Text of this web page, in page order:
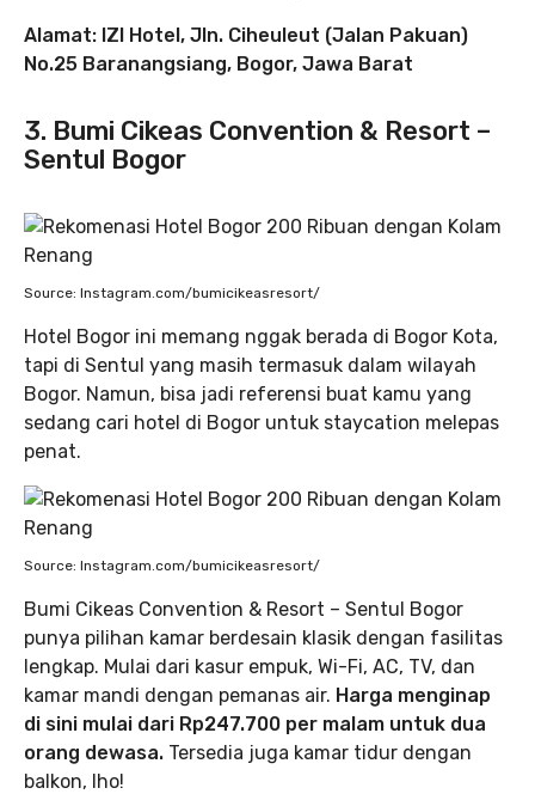
Alamat: IZI Hotel, Jln. Ciheuleut (Jalan Pakuan)
No.25 Baranangsiang, Bogor, Jawa Barat
3. Bumi Cikeas Convention & Resort –
Sentul Bogor
Source: Instagram.com/bumicikeasresort/
Hotel Bogor ini memang nggak berada di Bogor Kota,
tapi di Sentul yang masih termasuk dalam wilayah
Bogor. Namun, bisa jadi referensi buat kamu yang
sedang cari hotel di Bogor untuk staycation melepas
penat.
Source: Instagram.com/bumicikeasresort/
Bumi Cikeas Convention & Resort – Sentul Bogor
punya pilihan kamar berdesain klasik dengan fasilitas
lengkap. Mulai dari kasur empuk, Wi-Fi, AC, TV, dan
kamar mandi dengan pemanas air. Harga menginap
di sini mulai dari Rp247.700 per malam untuk dua
orang dewasa. Tersedia juga kamar tidur dengan
balkon, lho!